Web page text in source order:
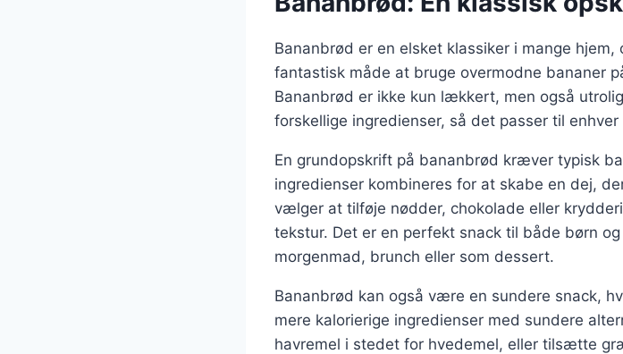
Bananbrød er en elsket klassiker i mange
fantastisk måde at bruge overmodne bananer
Bananbrød er ikke kun lækkert, men også
forskellige ingredienser, så det passer til
En grundopskrift på bananbrød kræver typisk
ingredienser kombineres for at skabe en dej,
vælger at tilføje nødder, chokolade eller
tekstur. Det er en perfekt snack til både børn
morgenmad, brunch eller som dessert.
Bananbrød kan også være en sundere snack,
mere kalorierige ingredienser med sundere
havremel i stedet for hvedemel, eller tilsætte